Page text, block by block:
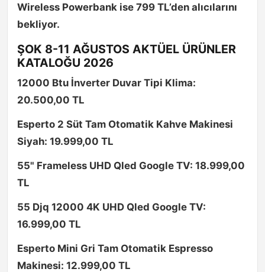
Wireless Powerbank ise 799 TL’den alıcılarını
bekliyor.
ŞOK 8-11 AĞUSTOS AKTÜEL ÜRÜNLER
KATALOĞU 2026
12000 Btu İnverter Duvar Tipi Klima:
20.500,00 TL
Esperto 2 Süt Tam Otomatik Kahve Makinesi
Siyah: 19.999,00 TL
55" Frameless UHD Qled Google TV: 18.999,00
TL
55 Djq 12000 4K UHD Qled Google TV:
16.999,00 TL
Esperto Mini Gri Tam Otomatik Espresso
Makinesi: 12.999,00 TL